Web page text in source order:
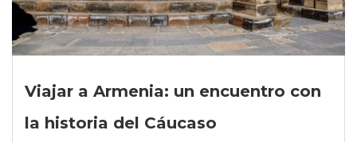
Viajar a Armenia: un encuentro con
la historia del Cáucaso